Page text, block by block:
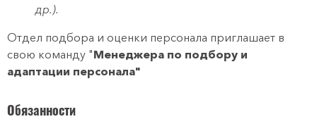
др.).
Отдел подбора и оценки персонала приглашает в
свою команду "Менеджера по подбору и
адаптации персонала"
Обязанности